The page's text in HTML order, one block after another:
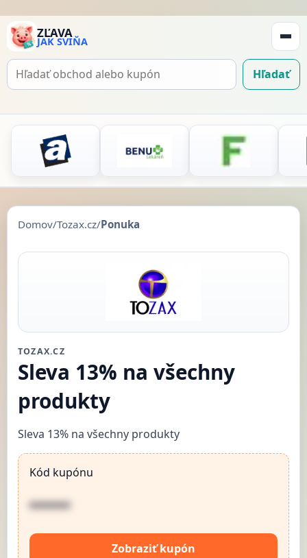
ZĽAVA
JAK SVIŇA
Hľadať
Hľadať
Domov/Tozax.cz/Ponuka
TOZAX.CZ
Sleva 13% na všechny
produkty
Sleva 13% na všechny produkty
Kód kupónu
••••••
Zobraziť kupón